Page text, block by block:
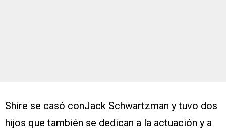
Shire se casó conJack Schwartzman y tuvo dos
hijos que también se dedican a la actuación y a